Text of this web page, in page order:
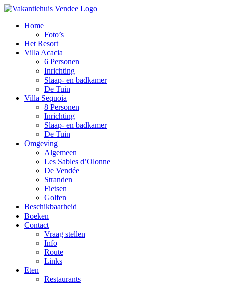
Home
Foto’s
Het Resort
Villa Acacia
6 Personen
Inrichting
Slaap- en badkamer
De Tuin
Villa Sequoia
8 Personen
Inrichting
Slaap- en badkamer
De Tuin
Omgeving
Algemeen
Les Sables d’Olonne
De Vendée
Stranden
Fietsen
Golfen
Beschikbaarheid
Boeken
Contact
Vraag stellen
Info
Route
Links
Eten
Restaurants